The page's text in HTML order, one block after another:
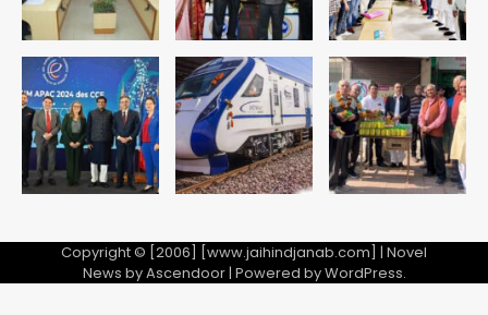
Copyright © [2006] [www.jaihindjanab.com] | Novel
News byAscendoor| Powered byWordPress.